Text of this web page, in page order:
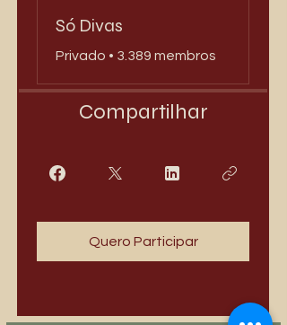
Só Divas
Privado • 3.389 membros
Compartilhar
Quero Participar